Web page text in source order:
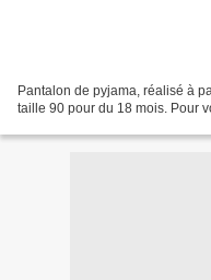
Pantalon de pyjama, réalisé à
taille 90 pour du 18 mois. Pour